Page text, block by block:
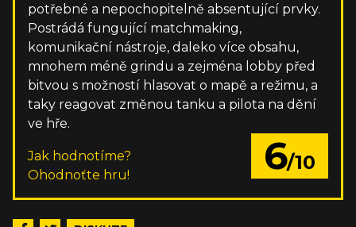
potřebné a nepochopitelně absentující prvky.
Postrádá fungující matchmaking,
komunikační nástroje, daleko více obsahu,
mnohem méně grindu a zejména lobby před
bitvou s možností hlasovat o mapě a režimu, a
taky reagovat změnou tanku a pilota na dění
ve hře.
6/10
Jak hodnotíme?
Ohodnoťte hru!